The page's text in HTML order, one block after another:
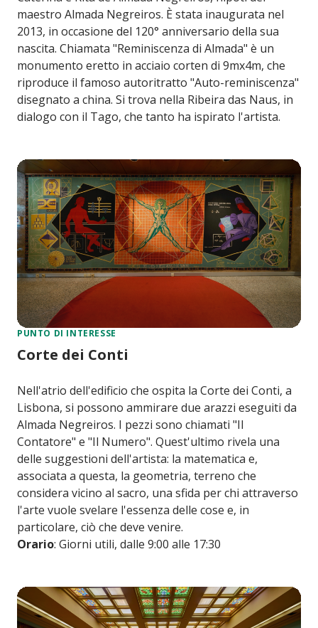
maestro Almada Negreiros. È stata inaugurata nel
2013, in occasione del 120° anniversario della sua
nascita. Chiamata "Reminiscenza di Almada" è un
monumento eretto in acciaio corten di 9mx4m, che
riproduce il famoso autoritratto "Auto-reminiscenza"
disegnato a china. Si trova nella Ribeira das Naus, in
dialogo con il Tago, che tanto ha ispirato l'artista.
PUNTO DI INTERESSE
Corte dei Conti
Nell'atrio dell'edificio che ospita la Corte dei Conti, a
Lisbona, si possono ammirare due arazzi eseguiti da
Almada Negreiros. I pezzi sono chiamati "Il
Contatore" e "Il Numero". Quest'ultimo rivela una
delle suggestioni dell'artista: la matematica e,
associata a questa, la geometria, terreno che
considera vicino al sacro, una sfida per chi attraverso
l'arte vuole svelare l'essenza delle cose e, in
particolare, ciò che deve venire.
Orario: Giorni utili, dalle 9:00 alle 17:30